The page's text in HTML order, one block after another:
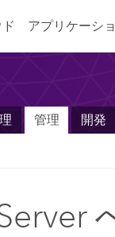
アプリケーシ
管理 開発